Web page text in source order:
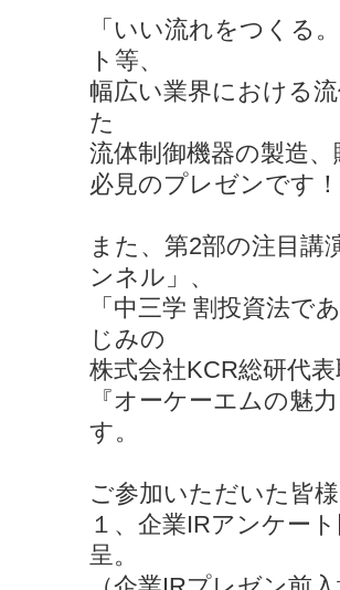
「いい流れをつくる
ト等、
幅広い業界における
た
流体制御機器の製造
必見のプレゼンです！
また、第2部の注目
ンネル」、
「中三学 割投資法で
じみの
株式会社KCR総研代
『オーケーエムの魅
す。
ご参加いただいた皆
１、企業IRアンケー
呈。